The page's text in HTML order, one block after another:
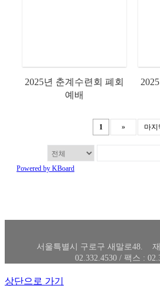
2025년 춘계수련회 폐회
예배
1 » 마지
Powered by KBoard
서울특별시 구로구 새말로48.
02.332.4530 / 팩스 :
상단으로 가기